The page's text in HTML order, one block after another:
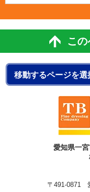
こ
愛知県一
〒491-0871